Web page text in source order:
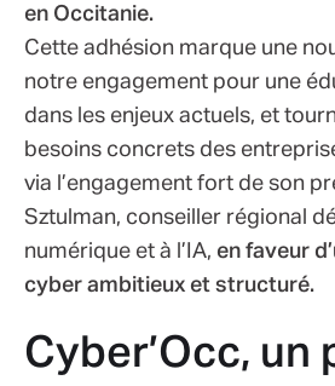
en Occitanie.
Cette adhésion marque une
notre engagement pour une
dans les enjeux actuels, et
besoins concrets des
via l’engagement fort de son
Sztulman, conseiller régional
numérique et à l’IA, en faveur
cyber ambitieux et structuré.
Cyber’Occ, un